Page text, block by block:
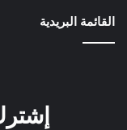
القائمة البريدية